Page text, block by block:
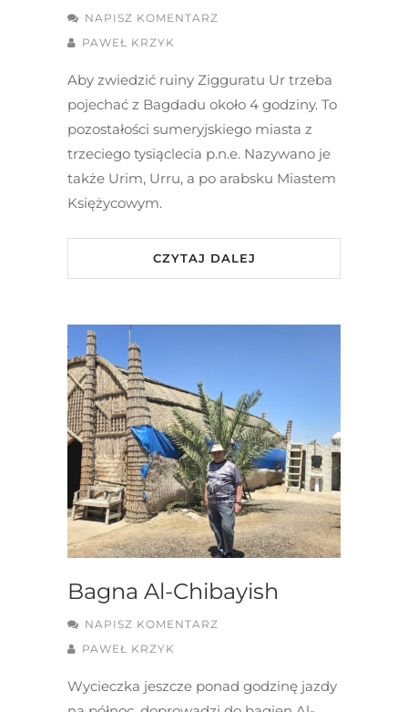
NAPISZ KOMENTARZ
PAWEŁ KRZYK
Aby zwiedzić ruiny Zigguratu Ur trzeba
pojechać z Bagdadu około 4 godziny. To
pozostałości sumeryjskiego miasta z
trzeciego tysiąclecia p.n.e. Nazywano je
także Urim, Urru, a po arabsku Miastem
Księżycowym.
CZYTAJ DALEJ
Bagna Al-Chibayish
NAPISZ KOMENTARZ
PAWEŁ KRZYK
Wycieczka jeszcze ponad godzinę jazdy